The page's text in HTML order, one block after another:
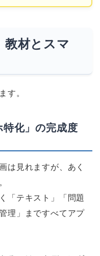
教材とスマ
す。
化」の完成度
は見れますが、あく
「テキスト」「問題
理」まですべてアプ